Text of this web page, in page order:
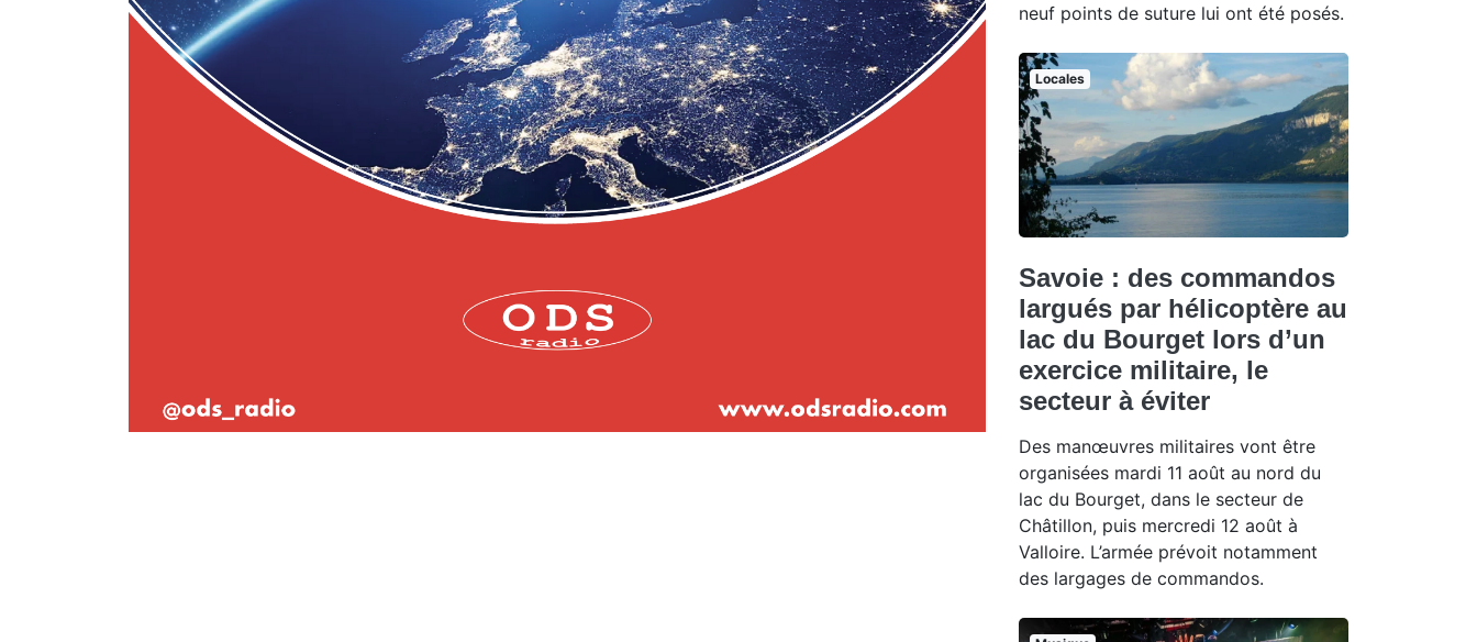
neuf points de suture lui ont été posés.
Locales
Savoie : des commandos
largués par hélicoptère au
lac du Bourget lors d’un
exercice militaire, le
secteur à éviter
Des manœuvres militaires vont être
organisées mardi 11 août au nord du
lac du Bourget, dans le secteur de
Châtillon, puis mercredi 12 août à
Valloire. L’armée prévoit notamment
des largages de commandos.